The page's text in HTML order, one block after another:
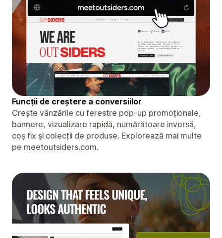
Funcții de creștere a conversiilor
Crește vânzările cu ferestre pop-up promoționale,
bannere, vizualizare rapidă, numărătoare inversă,
coș fix și colecții de produse. Explorează mai multe
pe meetoutsiders.com.